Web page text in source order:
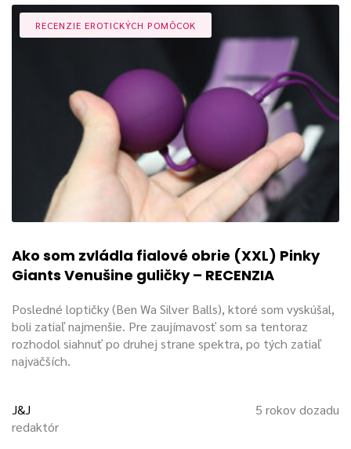
RECENZIE EROTICKÝCH POMÔCOK
Ako som zvládla fialové obrie (XXL) Pinky
Giants Venušine guličky – RECENZIA
Posledné loptičky (Ben Wa Silver Balls), ktoré som vyskúšal,
boli zatiaľ najmenšie. Pre zaujímavosť som sa tentoraz
rozhodol siahnuť po druhej strane spektra, po tých zatiaľ
najväčších.
J&J
redaktór
5 rokov dozadu